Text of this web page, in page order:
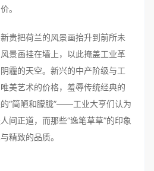
。
把荷兰的风景画抬升到前所未
景画挂在墙上，以此掩盖工业革
霾的天空。新兴的中产阶级与工
美艺术的价格，羞辱传统经典的
“简陋和朦胧”——工业大亨们认为
间正道，而那些“逸笔草草”的印象
精致的品质。